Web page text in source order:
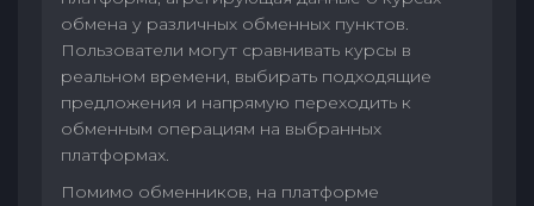
обмена у различных обменных пунктов.
Пользователи могут сравнивать курсы в
реальном времени, выбирать подходящие
предложения и напрямую переходить к
обменным операциям на выбранных
платформах.
Помимо обменников, на платформе